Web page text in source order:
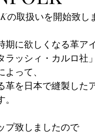
取扱いを開始致し
期に欲しくなる革ア
ッシィ・カルロ社」
って、
を日本で縫製した
プ致しましたので